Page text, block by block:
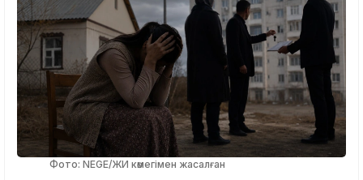
Фото: NEGE/ЖИ көмегімен жасалған